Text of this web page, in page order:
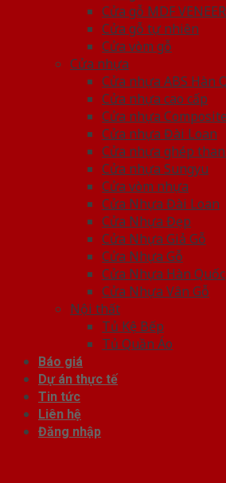
Cửa gỗ MDF VENEER
Cửa gỗ tự nhiên
Cửa vòm gỗ
Cửa nhựa
Cửa nhựa ABS Hàn
Cửa nhựa cao cấp
Cửa nhựa Composite
Cửa nhựa Đài Loan
Cửa nhựa ghép
Cửa nhựa Sungyu
Cửa vòm nhựa
Cửa Nhựa Đài Loan
Cửa Nhựa Đẹp
Cửa Nhựa Giả Gỗ
Cửa Nhựa Gỗ
Cửa Nhựa Hàn Quốc
Cửa Nhựa Vân Gỗ
Nội thất
Tủ Kệ Bếp
Tủ Quần Áo
Báo giá
Dự án thực tế
Tin tức
Liên hệ
Đăng nhập